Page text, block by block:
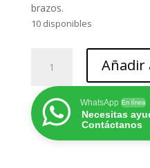
brazos.
10 disponibles
PESA
RUSA
16
KG
Añadir
WhatsApp En línea
Necesitas
Contáctanos